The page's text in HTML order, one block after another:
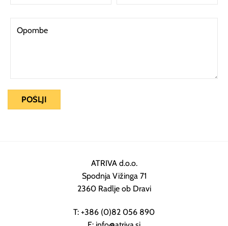
ATRIVA d.o.o.
Spodnja Vižinga 71
2360 Radlje ob Dravi
T: +386 (0)82 056 890